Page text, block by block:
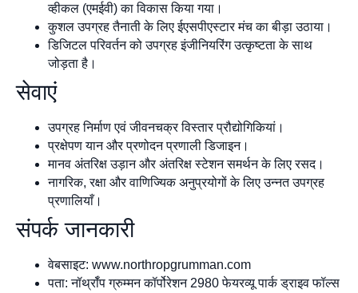
व्हीकल (एमईवी) का विकास किया गया।
कुशल उपग्रह तैनाती के लिए ईएसपीएस्टार मंच का बीड़ा उठाया।
डिजिटल परिवर्तन को उपग्रह इंजीनियरिंग उत्कृष्टता के साथ
जोड़ता है।
सेवाएं
उपग्रह निर्माण एवं जीवनचक्र विस्तार प्रौद्योगिकियां।
प्रक्षेपण यान और प्रणोदन प्रणाली डिजाइन।
मानव अंतरिक्ष उड़ान और अंतरिक्ष स्टेशन समर्थन के लिए रसद।
नागरिक, रक्षा और वाणिज्यिक अनुप्रयोगों के लिए उन्नत उपग्रह
प्रणालियाँ।
संपर्क जानकारी
वेबसाइट: www.northropgrumman.com
पता: नॉर्थ्रॉप ग्रुम्मन कॉर्पोरेशन 2980 फेयरव्यू पार्क ड्राइव फॉल्स